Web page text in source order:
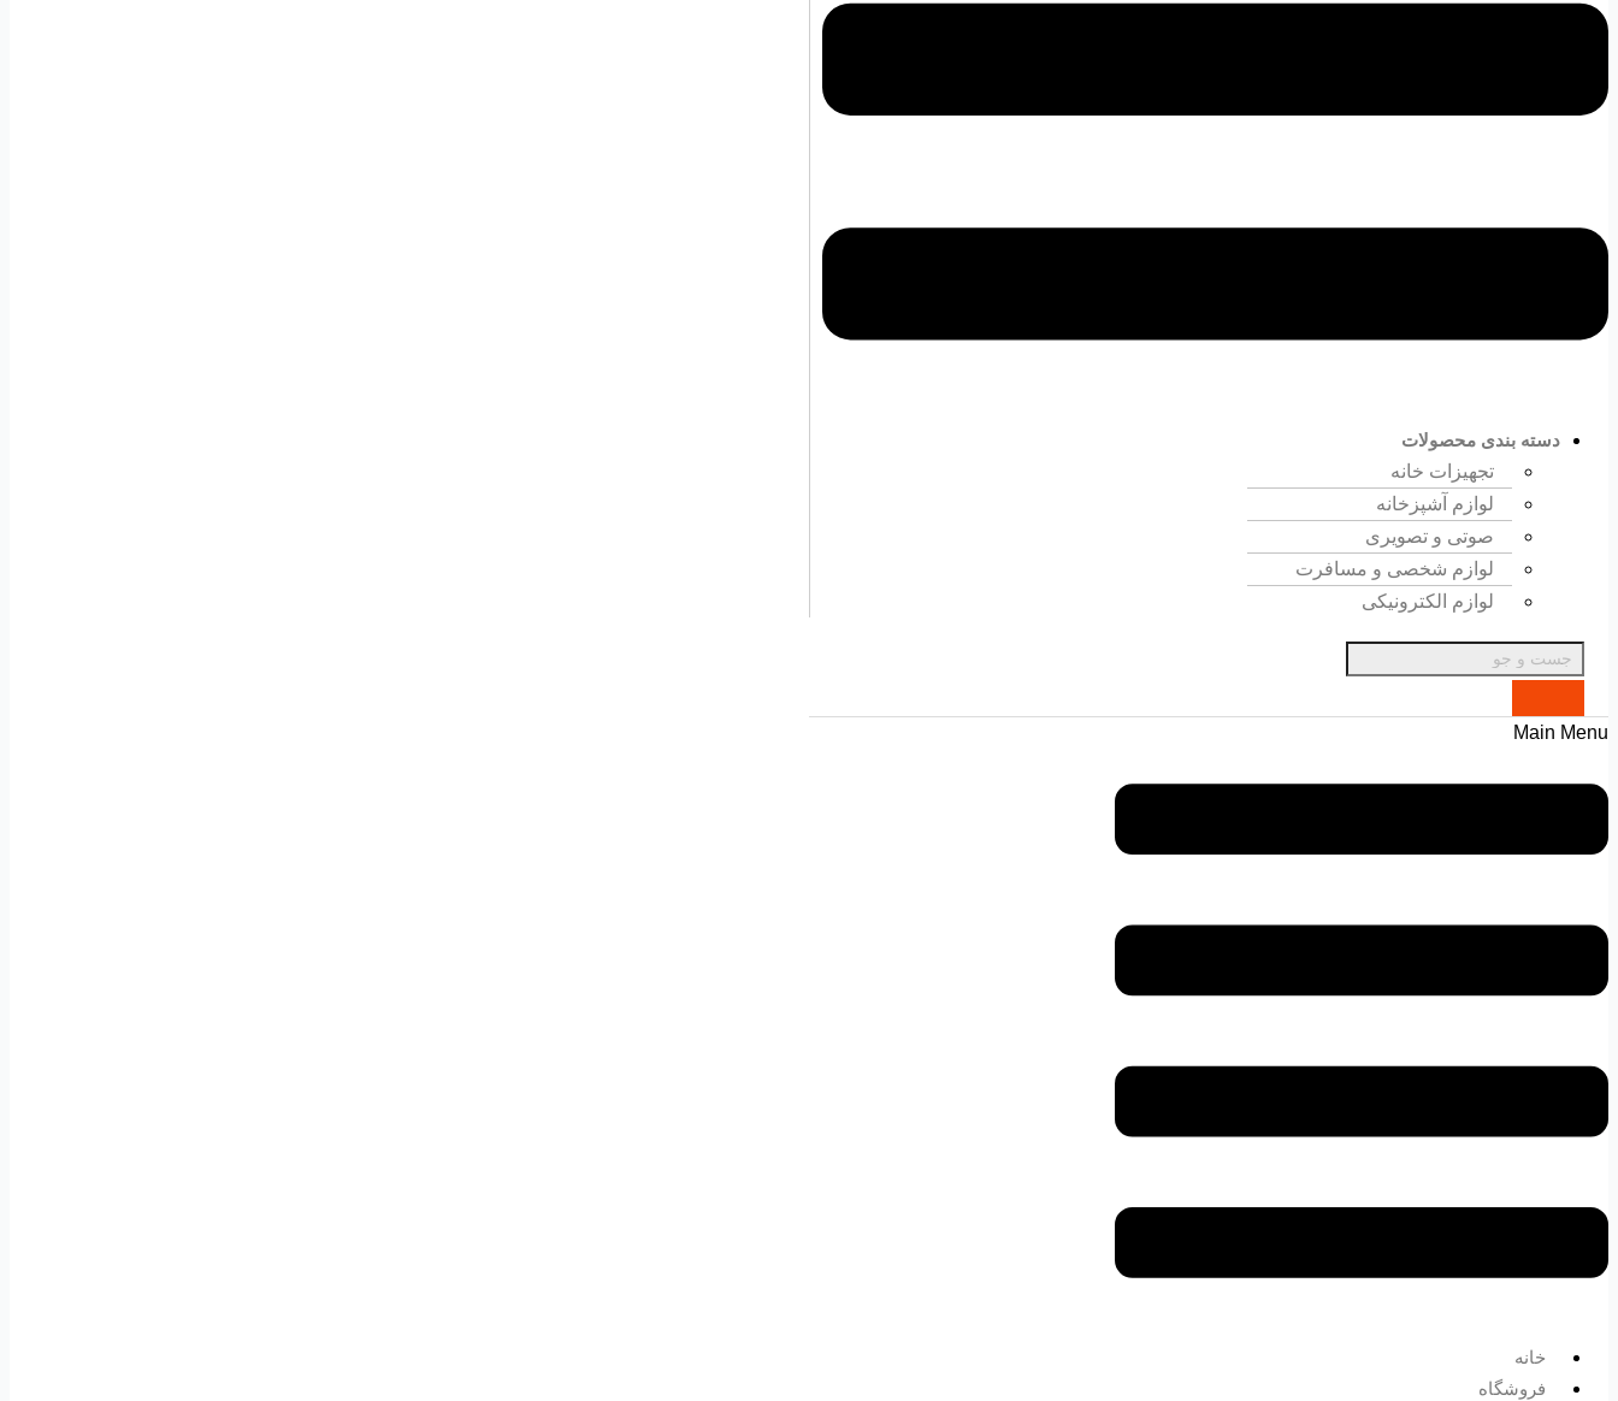
دسته بندی محصولات
تجهیزات خانه
لوازم آشپزخانه
صوتی و تصویری
لوازم شخصی و مسافرت
لوازم الکترونیکی
Main Menu
خانه
فروشگاه